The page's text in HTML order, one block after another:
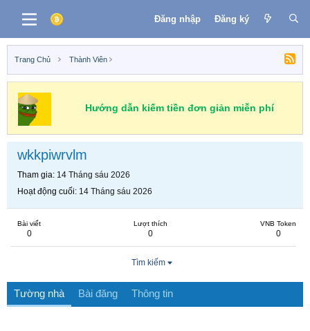
Đăng nhập Đăng ký
Trang Chủ Thành Viên
Hướng dẫn kiếm tiền đơn giản miễn phí
wkkpiwrvlm
Tham gia 14 Tháng sáu 2026
Hoạt động cuối 14 Tháng sáu 2026
Bài viết
0
Lượt thích
0
VNB Token
0
Tìm kiếm
Tường nhà Bài đăng Thông tin